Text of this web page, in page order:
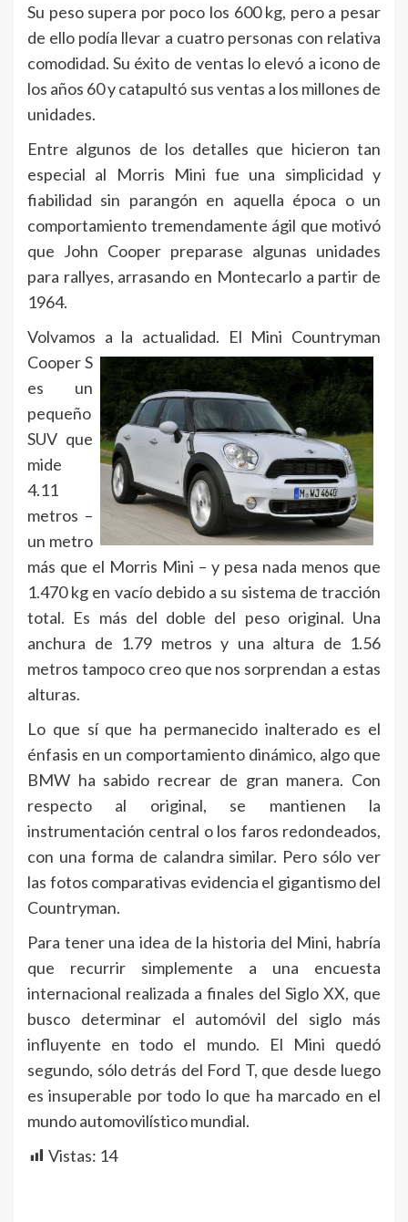
Su peso supera por poco los 600 kg, pero a pesar
de ello podía llevar a cuatro personas con relativa
comodidad. Su éxito de ventas lo elevó a icono de
los años 60 y catapultó sus ventas a los millones de
unidades.
Entre algunos de los detalles que hicieron tan
especial al Morris Mini fue una simplicidad y
fiabilidad sin parangón en aquella época o un
comportamiento tremendamente ágil que motivó
que John Cooper preparase algunas unidades
para rallyes, arrasando en Montecarlo a partir de
1964.
Volvamos a la actualidad. El Mini Countryman
Cooper S
es un
pequeño
SUV que
mide
4.11
metros –
un metro
más que el Morris Mini – y pesa nada menos que
1.470 kg en vacío debido a su sistema de tracción
total. Es más del doble del peso original. Una
anchura de 1.79 metros y una altura de 1.56
metros tampoco creo que nos sorprendan a estas
alturas.
Lo que sí que ha permanecido inalterado es el
énfasis en un comportamiento dinámico, algo que
BMW ha sabido recrear de gran manera. Con
respecto al original, se mantienen la
instrumentación central o los faros redondeados,
con una forma de calandra similar. Pero sólo ver
las fotos comparativas evidencia el gigantismo del
Countryman.
Para tener una idea de la historia del Mini, habría
que recurrir simplemente a una encuesta
internacional realizada a finales del Siglo XX, que
busco determinar el automóvil del siglo más
influyente en todo el mundo. El Mini quedó
segundo, sólo detrás del Ford T, que desde luego
es insuperable por todo lo que ha marcado en el
mundo automovilístico mundial.
Vistas: 14